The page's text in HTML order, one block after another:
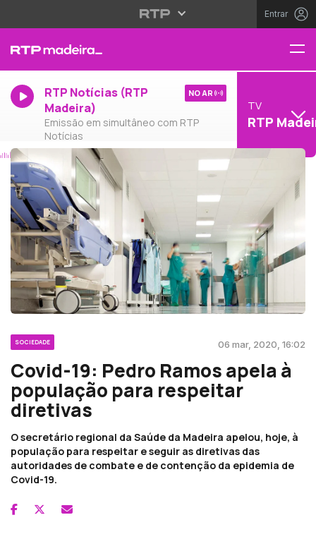
Entrar
RTP Notícias (RTP
Madeira)
Emissão em simultâneo com RTP
Notícias
NO AR
TV
RTP
SOCIEDADE 06 mar, 2020, 16:02
Covid-19: Pedro Ramos apela à
população para respeitar
diretivas
O secretário regional da Saúde da Madeira apelou, hoje, à
população para respeitar e seguir as diretivas das
autoridades de combate e de contenção da epidemia de
Covid-19.